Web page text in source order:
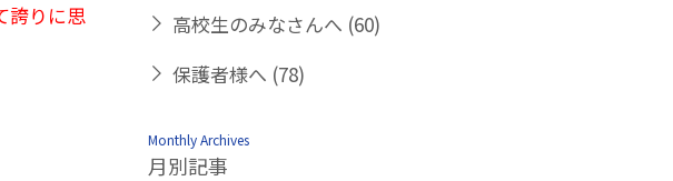
誇りに思
高校生のみなさんへ (60)
保護者様へ (78)
Monthly Archives
月別記事